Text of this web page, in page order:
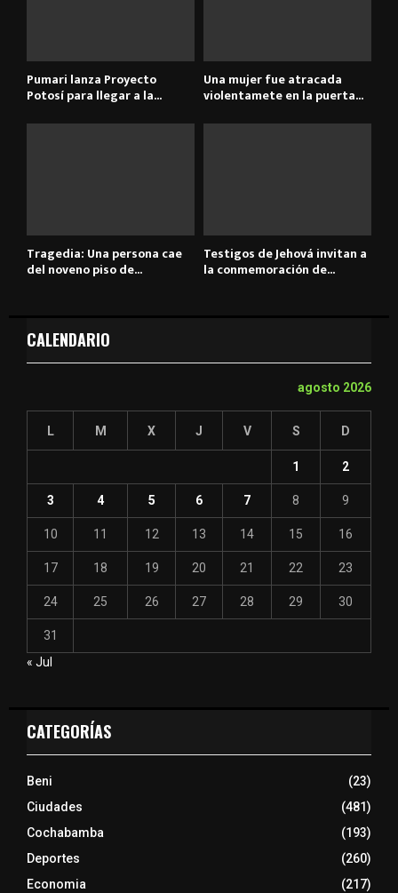
Pumari lanza Proyecto
Potosí para llegar a la...
Una mujer fue atracada
violentamete en la puerta...
Tragedia: Una persona cae
del noveno piso de...
Testigos de Jehová invitan a
la conmemoración de...
CALENDARIO
agosto 2026
L M X J V S D
1 2
3 4 5 6 7 8 9
10 11 12 13 14 15 16
17 18 19 20 21 22 23
24 25 26 27 28 29 30
31
« Jul
CATEGORÍAS
Beni
(23)
Ciudades
(481)
Cochabamba
(193)
Deportes
(260)
Economia
(217)